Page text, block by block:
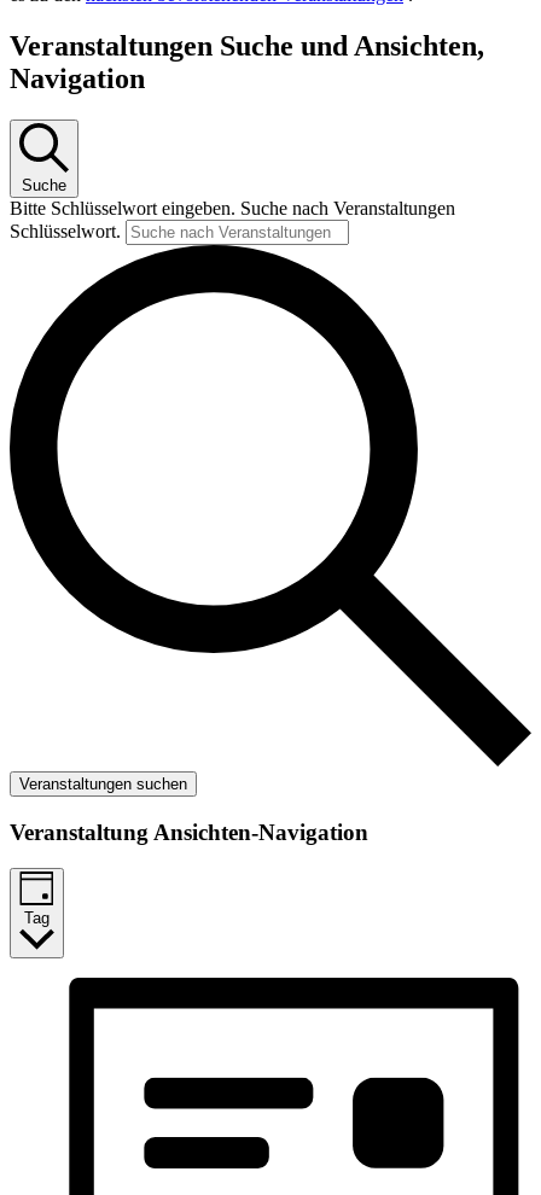
Veranstaltungen Suche und Ansichten,
Navigation
Suche
Bitte Schlüsselwort eingeben. Suche nach Veranstaltungen
Schlüsselwort.
Veranstaltungen suchen
Veranstaltung Ansichten-Navigation
Tag